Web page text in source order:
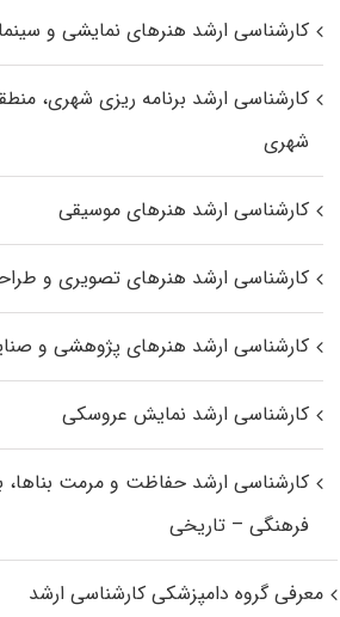
کارشناسی ارشد هنرهای نمایشی و سینما
کارشناسی ارشد برنامه ریزی شهری،
شهری
کارشناسی ارشد هنرهای موسیقی
کارشناسی ارشد هنرهای تصویری و
کارشناسی ارشد هنرهای پژوهشی و
کارشناسی ارشد نمایش عروسکی
کارشناسی ارشد حفاظت و مرمت بناها،
فرهنگی – تاریخی
معرفی گروه دامپزشکی کارشناسی ارشد